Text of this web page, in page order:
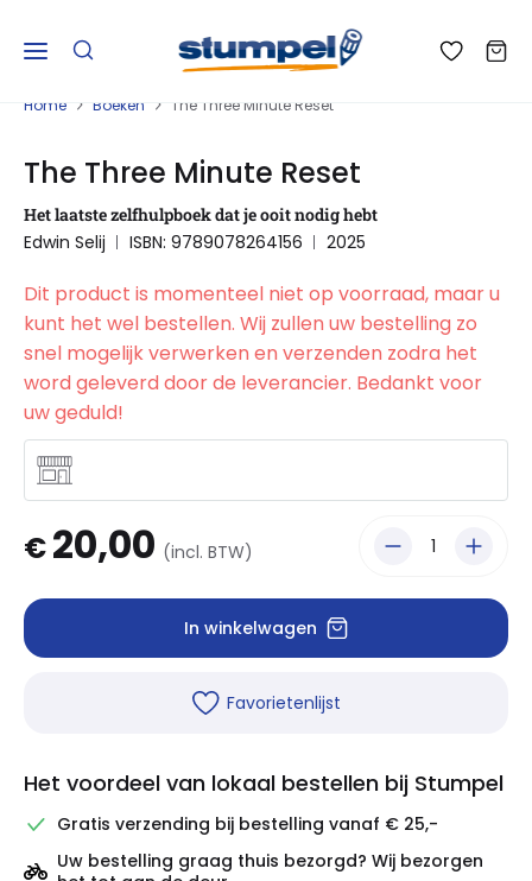
Home Boeken The Three Minute Reset
The Three Minute Reset
Het laatste zelfhulpboek dat je ooit nodig hebt
Edwin Selij ISBN: 9789078264156 2025
Dit product is momenteel niet op voorraad, maar u
kunt het wel bestellen. Wij zullen uw bestelling zo
snel mogelijk verwerken en verzenden zodra het
word geleverd door de leverancier. Bedankt voor
uw geduld!
€20,00 (incl. BTW)
In winkelwagen
Favorietenlijst
Het voordeel van lokaal bestellen bij Stumpel
Gratis verzending bij bestelling vanaf € 25,-
Uw bestelling graag thuis bezorgd? Wij bezorgen